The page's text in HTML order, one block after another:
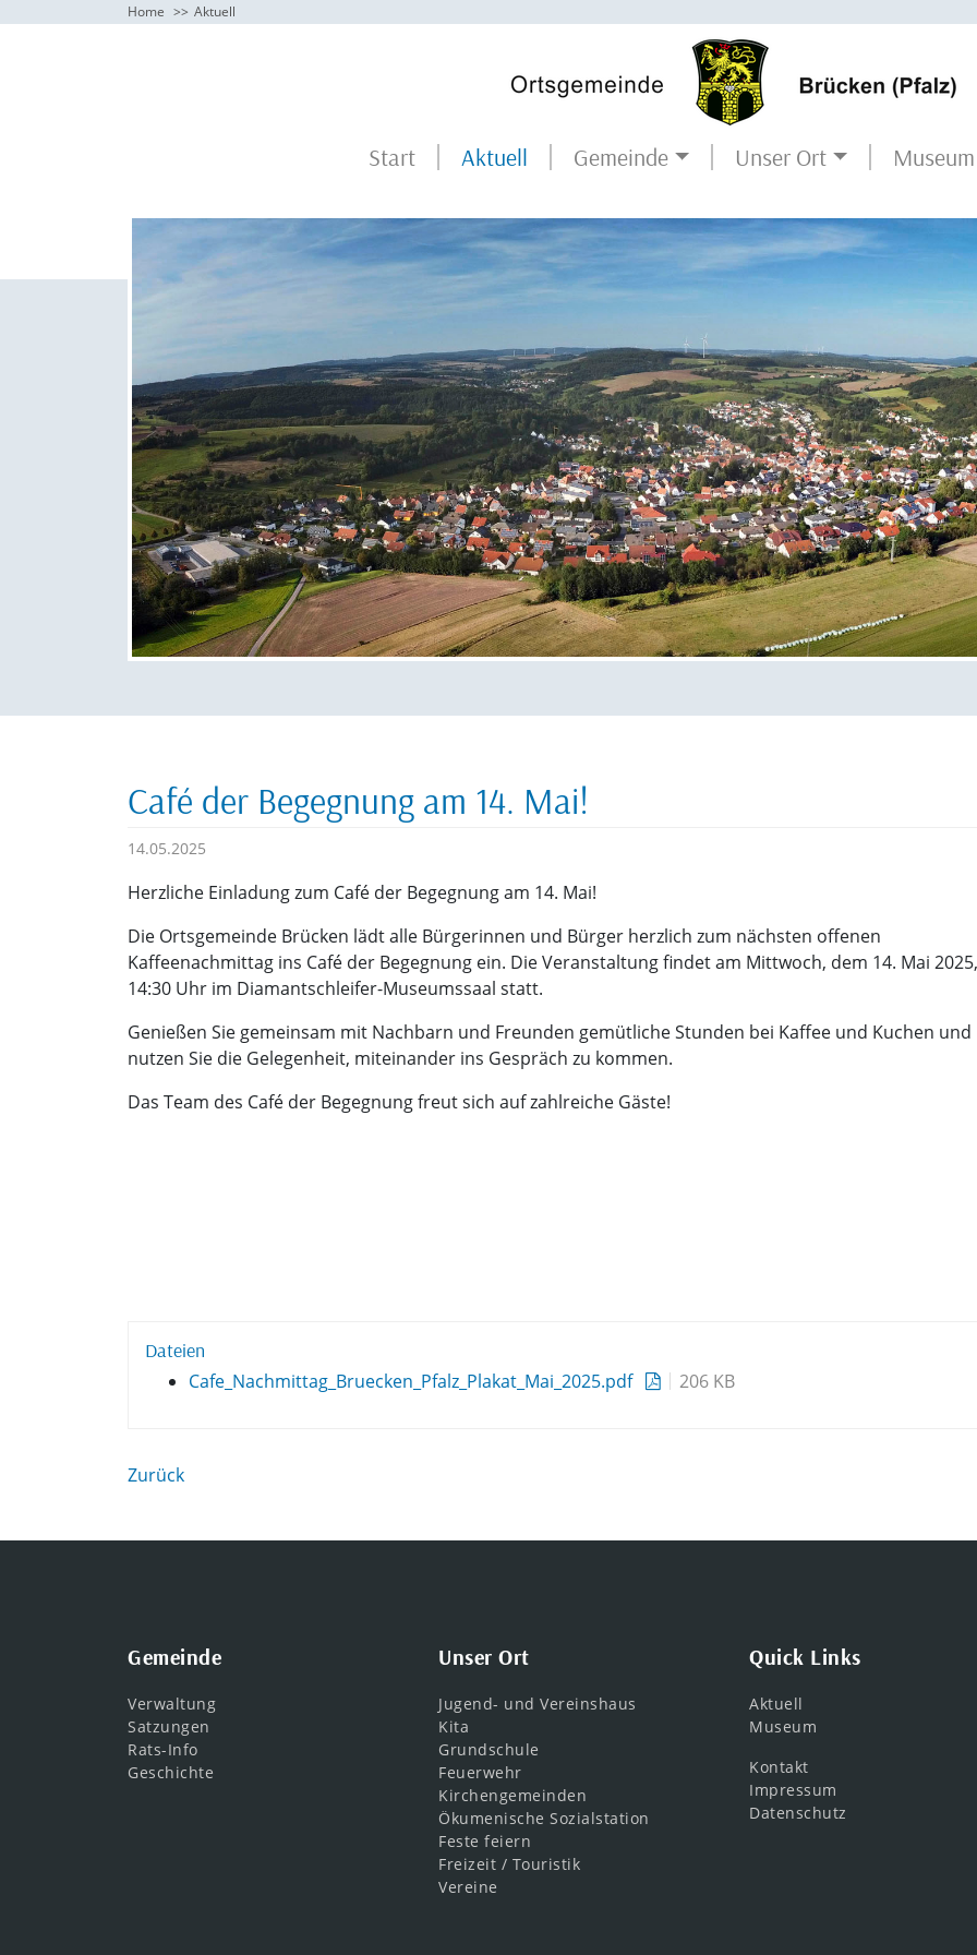
Home Aktuell
Start Aktuell Gemeinde Unser Ort Museum
Café der Begegnung am 14. Mai!
14.05.2025
Herzliche Einladung zum Café der Begegnung am 14. Mai!
Die Ortsgemeinde Brücken lädt alle Bürgerinnen und Bürger herzlich zum nächsten offenen
Kaffeenachmittag ins Café der Begegnung ein. Die Veranstaltung findet am Mittwoch, dem 14. Mai
14:30 Uhr im Diamantschleifer-Museumssaal statt.
Genießen Sie gemeinsam mit Nachbarn und Freunden gemütliche Stunden bei Kaffee und Kuchen und
nutzen Sie die Gelegenheit, miteinander ins Gespräch zu kommen.
Das Team des Café der Begegnung freut sich auf zahlreiche Gäste!
Dateien
Cafe_Nachmittag_Bruecken_Pfalz_Plakat_Mai_2025.pdf 206 KB
Zurück
Gemeinde
Verwaltung
Satzungen
Rats-Info
Geschichte
Unser Ort
Jugend- und Vereinshaus
Kita
Grundschule
Feuerwehr
Kirchengemeinden
Ökumenische Sozialstation
Feste feiern
Freizeit / Touristik
Vereine
Quick Links
Aktuell
Museum
Kontakt
Impressum
Datenschutz